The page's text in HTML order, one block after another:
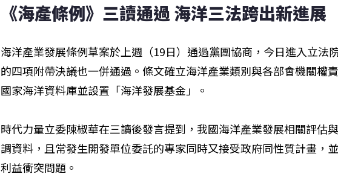
《海產條例》三讀通過 海洋三法跨出新進展
海洋產業發展條例草案於上週（19日）通過黨團協商，今日進入立法
的四項附帶決議也一併通過。條文確立海洋產業類別與各部會機關權
國家海洋資料庫並設置「海洋發展基金」。
時代力量立委陳椒華在三讀後發言提到，我國海洋產業發展相關評估
調資料，且常發生開發單位委託的專家同時又接受政府同性質計畫，
利益衝突問題。